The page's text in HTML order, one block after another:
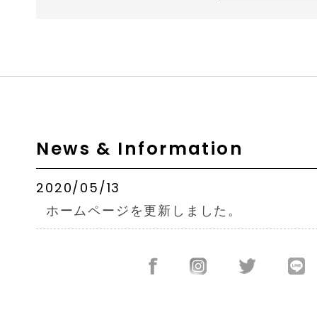
News & Information
2020/05/13
ホームページを更新しました。